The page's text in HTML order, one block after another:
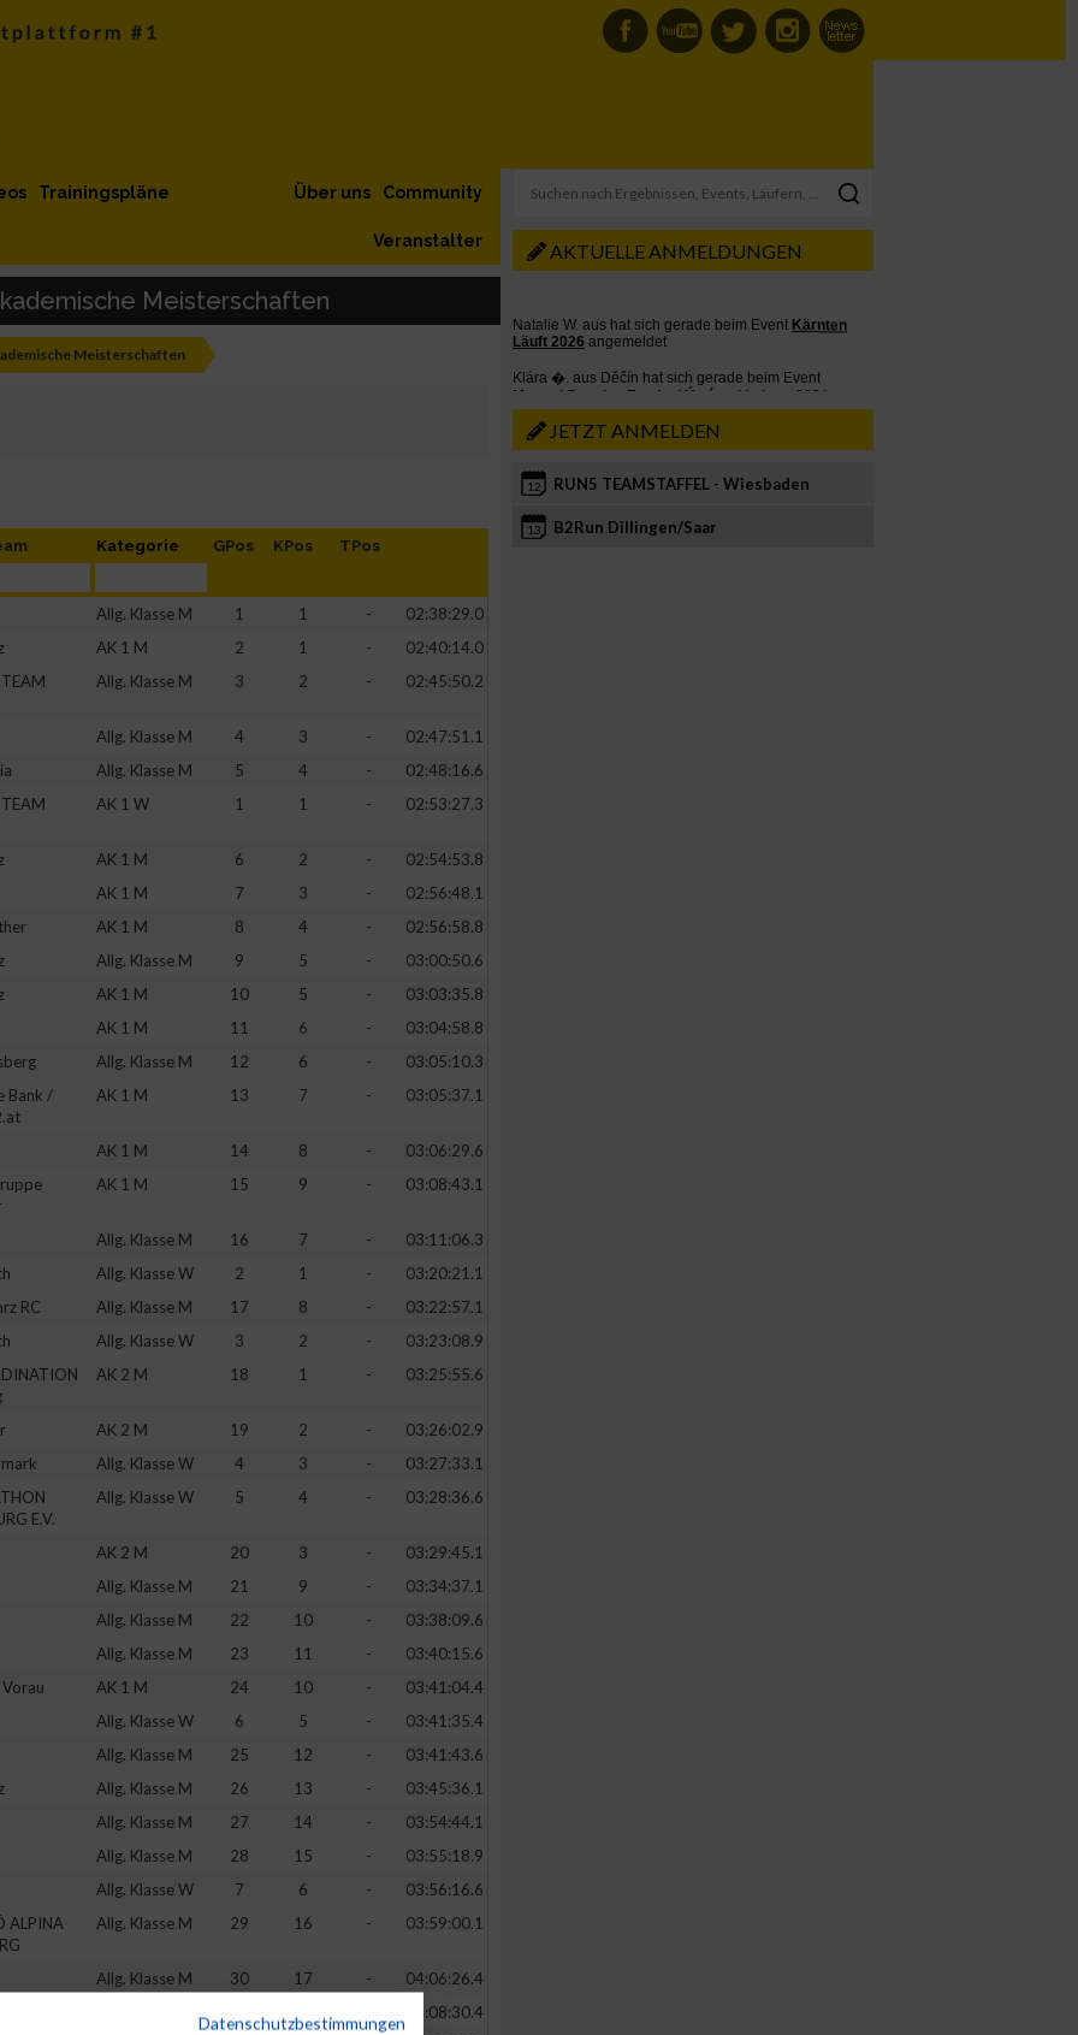
Trainingspläne Community
Über uns
Veranstalter
Meisterschaften
Meisterschaften
Kategorie GPos KPos TPos
Allg. Klasse M 1 1 -
02:38:29.0
AK 1 M 2 1 -
02:40:14.0
Allg. Klasse M 3 2 - 02:45:50.2
Allg. Klasse M 4 3 -
02:47:51.1
Allg. Klasse M 5 4 -
02:48:16.6
AK 1 W 1 1 - 02:53:27.3
AK 1 M 6 2 -
02:54:53.8
AK 1 M 7 3 -
02:56:48.1
AK 1 M 8 4 -
02:56:58.8
Allg. Klasse M 9 5 -
03:00:50.6
AK 1 M 10 5 -
03:03:35.8
AK 1 M 11 6 -
03:04:58.8
Allg. Klasse M 12 6 -
03:05:10.3
Bank /
AK 1 M 13 7 - 03:05:37.1
AK 1 M 14 8 -
03:06:29.6
AK 1 M 15 9 - 03:08:43.1
Allg. Klasse M 16 7 -
03:11:06.3
Allg. Klasse W 2 1 -
03:20:21.1
RC Allg. Klasse M 17 8 -
03:22:57.1
Allg. Klasse W 3 2 -
03:23:08.9
AK 2 M 18 1 - 03:25:55.6
AK 2 M 19 2 -
03:26:02.9
Allg. Klasse W 4 3 -
03:27:33.1
E.V.
Allg. Klasse W 5 4 - 03:28:36.6
AK 2 M 20 3 -
03:29:45.1
Allg. Klasse M 21 9 -
03:34:37.1
Allg. Klasse M 22 10 -
03:38:09.6
Allg. Klasse M 23 11 -
03:40:15.6
AK 1 M 24 10 -
03:41:04.4
Allg. Klasse W 6 5 -
03:41:35.4
Allg. Klasse M 25 12 -
03:41:43.6
Allg. Klasse M 26 13 -
03:45:36.1
Allg. Klasse M 27 14 -
03:54:44.1
Allg. Klasse M 28 15 -
03:55:18.9
Allg. Klasse W 7 6 -
03:56:16.6
ALPINA
Allg. Klasse M 29 16 - 03:59:00.1
Allg. Klasse M 30 17 -
04:06:26.4
04:08:30.4
AKTUELLE ANMELDUNGEN
JETZT ANMELDEN
12 RUN5 TEAMSTAFFEL - Wiesbaden
13 B2Run Dillingen/Saar
Datenschutzbestimmungen